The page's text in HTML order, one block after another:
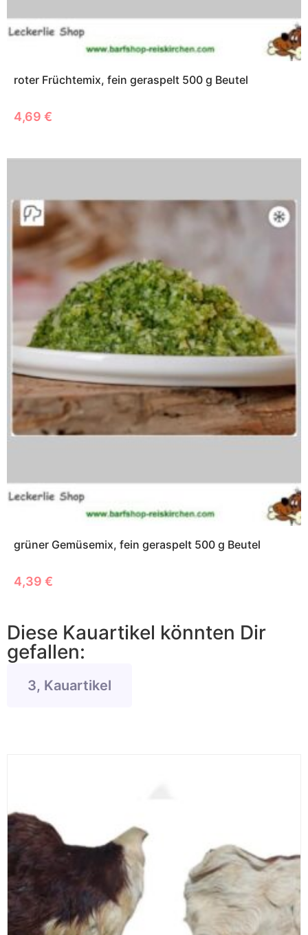
roter Früchtemix, fein geraspelt 500 g Beutel
4,69 €
grüner Gemüsemix, fein geraspelt 500 g Beutel
4,39 €
Diese Kauartikel könnten Dir
gefallen:
3, Kauartikel